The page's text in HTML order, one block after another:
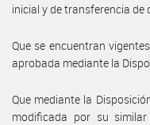
inicial y de transferencia de
Que se encuentran
aprobada mediante la
Que mediante la
modificada por su similar